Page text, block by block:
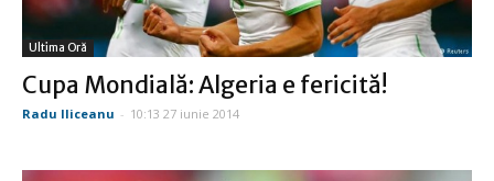
Ultima Oră
Cupa Mondială: Algeria e fericită!
Radu Iliceanu - 10:13 27 iunie 2014